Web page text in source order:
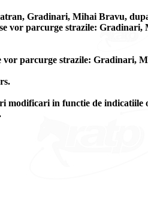
Gradinari, Mihai Bravu,
vor parcurge strazile:
parcurge strazile: Gradinari,
modificari in functie de